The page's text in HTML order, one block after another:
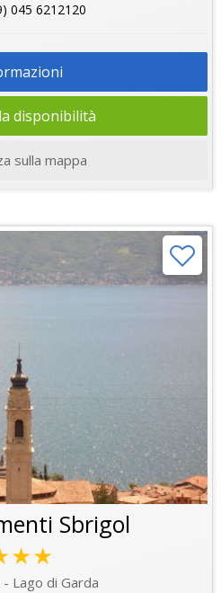
045 6212120
disponibilità
sulla mappa
Sbrigol
Lago di Garda